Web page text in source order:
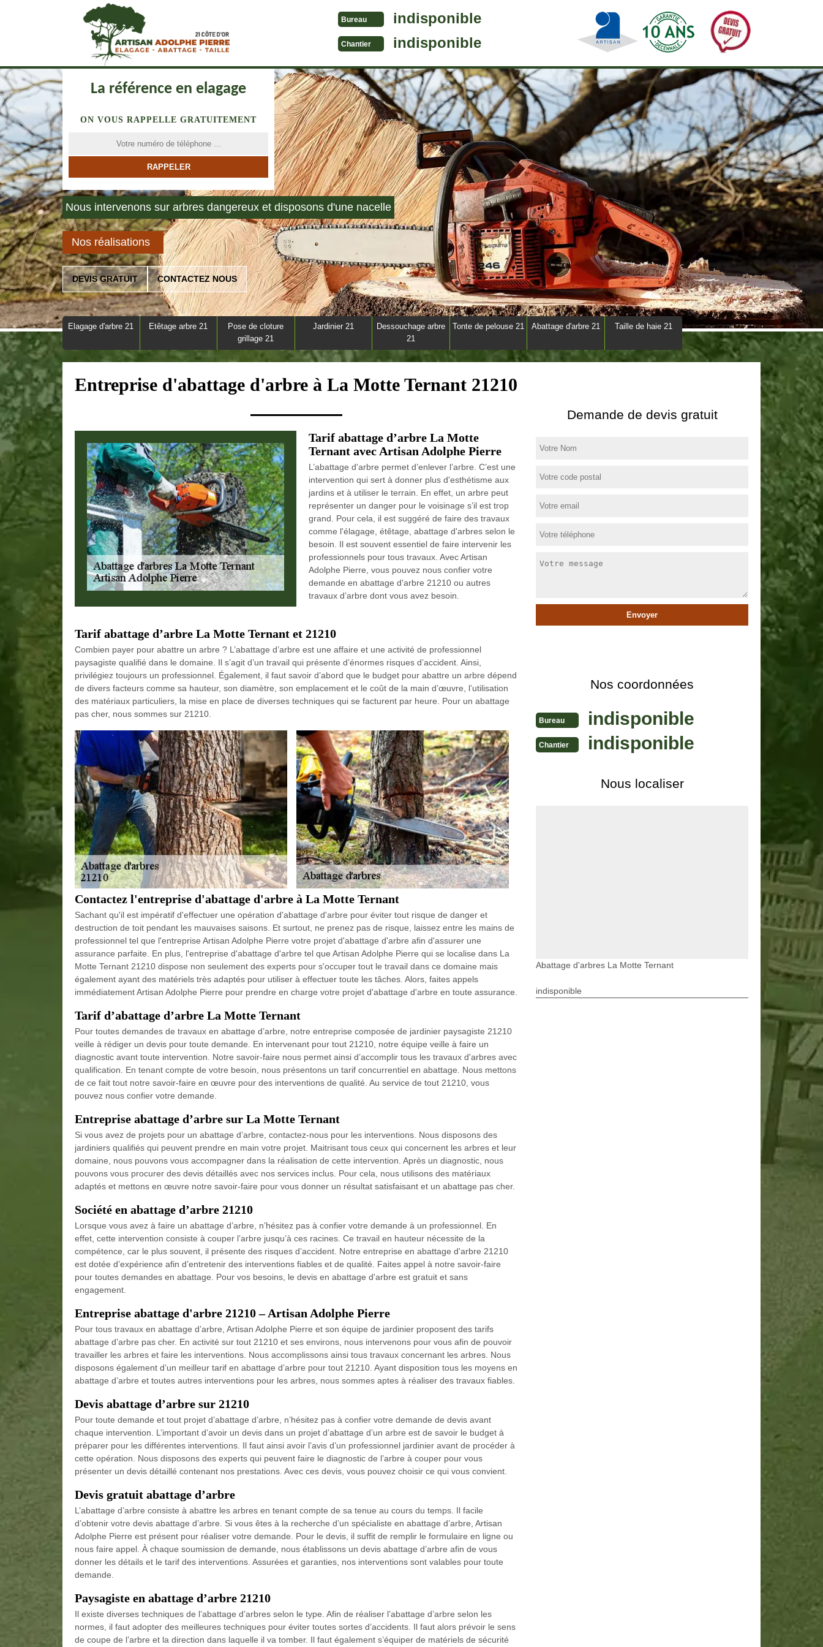
Bureau indisponible
Chantier indisponible
La référence en elagage
ON VOUS RAPPELLE GRATUITEMENT
Nous intervenons sur arbres dangereux et disposons d'une nacelle
Nos réalisations
DEVIS GRATUIT CONTACTEZ NOUS
Elagage d'arbre 21 Etêtage arbre 21
Pose de cloture
grillage 21
Jardinier 21
Dessouchage arbre
21
Tonte de pelouse 21 Abattage d'arbre 21 Taille de haie 21
Entreprise d'abattage d'arbre à La Motte Ternant 21210
Tarif abattage d’arbre La Motte
Ternant avec Artisan Adolphe Pierre
L’abattage d'arbre permet d’enlever l’arbre. C’est une
intervention qui sert à donner plus d'esthétisme aux
jardins et à utiliser le terrain. En effet, un arbre peut
représenter un danger pour le voisinage s’il est trop
grand. Pour cela, il est suggéré de faire des travaux
comme l'élagage, étêtage, abattage d'arbres selon le
besoin. Il est souvent essentiel de faire intervenir les
professionnels pour tous travaux. Avec Artisan
Adolphe Pierre, vous pouvez nous confier votre
demande en abattage d'arbre 21210 ou autres
travaux d’arbre dont vous avez besoin.
Tarif abattage d’arbre La Motte Ternant et 21210
Combien payer pour abattre un arbre ? L’abattage d’arbre est une affaire et une activité de professionnel
paysagiste qualifié dans le domaine. Il s’agit d’un travail qui présente d’énormes risques d’accident. Ainsi,
privilégiez toujours un professionnel. Également, il faut savoir d’abord que le budget pour abattre un arbre dépend
de divers facteurs comme sa hauteur, son diamètre, son emplacement et le coût de la main d’œuvre, l’utilisation
des matériaux particuliers, la mise en place de diverses techniques qui se facturent par heure. Pour un abattage
pas cher, nous sommes sur 21210.
Contactez l'entreprise d'abattage d'arbre à La Motte Ternant
Sachant qu'il est impératif d'effectuer une opération d'abattage d'arbre pour éviter tout risque de danger et
destruction de toit pendant les mauvaises saisons. Et surtout, ne prenez pas de risque, laissez entre les mains de
professionnel tel que l'entreprise Artisan Adolphe Pierre votre projet d'abattage d'arbre afin d'assurer une
assurance parfaite. En plus, l'entreprise d'abattage d'arbre tel que Artisan Adolphe Pierre qui se localise dans La
Motte Ternant 21210 dispose non seulement des experts pour s'occuper tout le travail dans ce domaine mais
également ayant des matériels très adaptés pour utiliser à effectuer toute les tâches. Alors, faites appels
immédiatement Artisan Adolphe Pierre pour prendre en charge votre projet d'abattage d'arbre en toute assurance.
Tarif d’abattage d’arbre La Motte Ternant
Pour toutes demandes de travaux en abattage d’arbre, notre entreprise composée de jardinier paysagiste 21210
veille à rédiger un devis pour toute demande. En intervenant pour tout 21210, notre équipe veille à faire un
diagnostic avant toute intervention. Notre savoir-faire nous permet ainsi d’accomplir tous les travaux d'arbres avec
qualification. En tenant compte de votre besoin, nous présentons un tarif concurrentiel en abattage. Nous mettons
de ce fait tout notre savoir-faire en œuvre pour des interventions de qualité. Au service de tout 21210, vous
pouvez nous confier votre demande.
Entreprise abattage d’arbre sur La Motte Ternant
Si vous avez de projets pour un abattage d’arbre, contactez-nous pour les interventions. Nous disposons des
jardiniers qualifiés qui peuvent prendre en main votre projet. Maitrisant tous ceux qui concernent les arbres et leur
domaine, nous pouvons vous accompagner dans la réalisation de cette intervention. Après un diagnostic, nous
pouvons vous procurer des devis détaillés avec nos services inclus. Pour cela, nous utilisons des matériaux
adaptés et mettons en œuvre notre savoir-faire pour vous donner un résultat satisfaisant et un abattage pas cher.
Société en abattage d’arbre 21210
Lorsque vous avez à faire un abattage d’arbre, n’hésitez pas à confier votre demande à un professionnel. En
effet, cette intervention consiste à couper l’arbre jusqu’à ces racines. Ce travail en hauteur nécessite de la
compétence, car le plus souvent, il présente des risques d’accident. Notre entreprise en abattage d'arbre 21210
est dotée d’expérience afin d’entretenir des interventions fiables et de qualité. Faites appel à notre savoir-faire
pour toutes demandes en abattage. Pour vos besoins, le devis en abattage d'arbre est gratuit et sans
engagement.
Entreprise abattage d'arbre 21210 – Artisan Adolphe Pierre
Pour tous travaux en abattage d’arbre, Artisan Adolphe Pierre et son équipe de jardinier proposent des tarifs
abattage d’arbre pas cher. En activité sur tout 21210 et ses environs, nous intervenons pour vous afin de pouvoir
travailler les arbres et faire les interventions. Nous accomplissons ainsi tous travaux concernant les arbres. Nous
disposons également d’un meilleur tarif en abattage d’arbre pour tout 21210. Ayant disposition tous les moyens en
abattage d’arbre et toutes autres interventions pour les arbres, nous sommes aptes à réaliser des travaux fiables.
Devis abattage d’arbre sur 21210
Pour toute demande et tout projet d’abattage d’arbre, n’hésitez pas à confier votre demande de devis avant
chaque intervention. L’important d’avoir un devis dans un projet d’abattage d’un arbre est de savoir le budget à
préparer pour les différentes interventions. Il faut ainsi avoir l’avis d’un professionnel jardinier avant de procéder à
cette opération. Nous disposons des experts qui peuvent faire le diagnostic de l’arbre à couper pour vous
présenter un devis détaillé contenant nos prestations. Avec ces devis, vous pouvez choisir ce qui vous convient.
Devis gratuit abattage d’arbre
L’abattage d’arbre consiste à abattre les arbres en tenant compte de sa tenue au cours du temps. Il facile
d’obtenir votre devis abattage d’arbre. Si vous êtes à la recherche d’un spécialiste en abattage d’arbre, Artisan
Adolphe Pierre est présent pour réaliser votre demande. Pour le devis, il suffit de remplir le formulaire en ligne ou
nous faire appel. À chaque soumission de demande, nous établissons un devis abattage d’arbre afin de vous
donner les détails et le tarif des interventions. Assurées et garanties, nos interventions sont valables pour toute
demande.
Paysagiste en abattage d’arbre 21210
Il existe diverses techniques de l’abattage d’arbres selon le type. Afin de réaliser l’abattage d’arbre selon les
normes, il faut adopter des meilleures techniques pour éviter toutes sortes d’accidents. Il faut alors prévoir le sens
de coupe de l’arbre et la direction dans laquelle il va tomber. Il faut également s’équiper de matériels de sécurité
Demande de devis gratuit
Nos coordonnées
Bureau indisponible
Chantier indisponible
Nous localiser
Abattage d'arbres La Motte Ternant
indisponible